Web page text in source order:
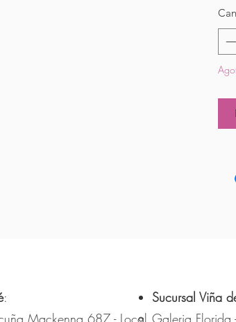
:
Mackenna 687 - Local
Sucursal Viña
Galeria Florida